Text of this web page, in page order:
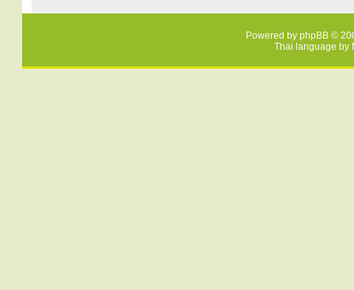
Powered by phpBB ©
Thai language by